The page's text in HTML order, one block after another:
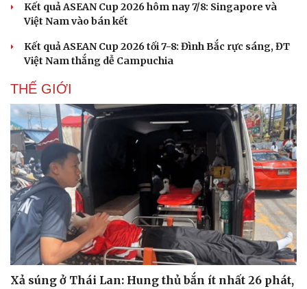
Kết quả ASEAN Cup 2026 hôm nay 7/8: Singapore và
Việt Nam vào bán kết
Kết quả ASEAN Cup 2026 tối 7-8: Đình Bắc rực sáng, ĐT
Việt Nam thắng dễ Campuchia
THẾ GIỚI
Xả súng ở Thái Lan: Hung thủ bắn ít nhất 26 phát,